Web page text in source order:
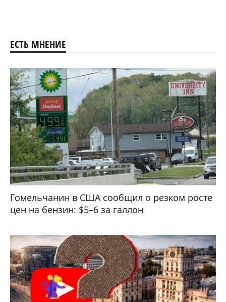
ЕСТЬ МНЕНИЕ
Гомельчанин в США сообщил о резком росте
цен на бензин: $5–6 за галлон